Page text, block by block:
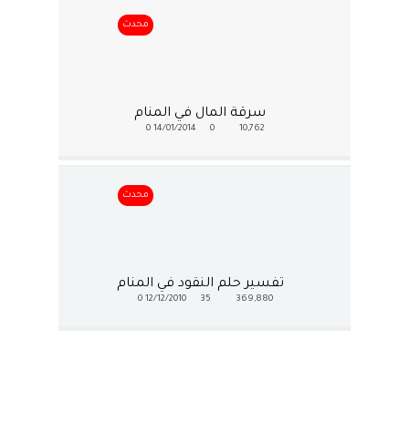
محدث
سرقة المال في المنام
10,762
14/01/2014
0
محدث
تفسير حلم النقود في المنام
369,880
12/12/2010
0